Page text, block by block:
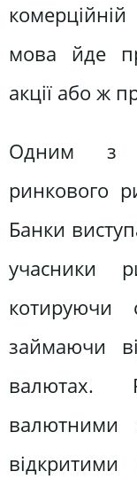
мова йде
акції або ж
Одним з
ринкового
Банки
учасники
котируючи
займаючи
валютах.
валютними